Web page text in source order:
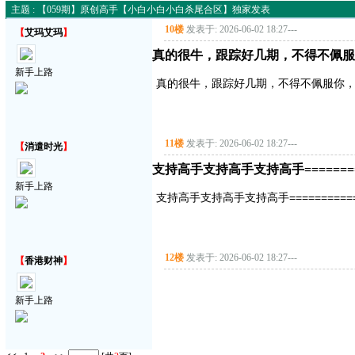
主题 : 【059期】原创高手【小白小白小白杀尾合区】独家发表
【艾玛艾玛】
新手上路
10楼 发表于: 2026-06-02 18:27---
真的很牛，跟踪好几期，不得不佩
真的很牛，跟踪好几期，不得不佩服你
【消遣时光】
新手上路
11楼 发表于: 2026-06-02 18:27---
支持高手支持高手支持高手
支持高手支持高手支持高手
【香港财神】
新手上路
12楼 发表于: 2026-06-02 18:27---